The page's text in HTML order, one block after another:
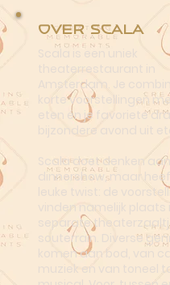
Over Scala
Scala is een uniek
Amsterdam. Je
korte voorstellingen
eten én je favoriete
bijzondere avond uit
Scala doet denken aan
dinnershow, maar
leuke twist: de
vinden namelijk plaats in
separate
souterrain. Diverse
komen aan bod, van